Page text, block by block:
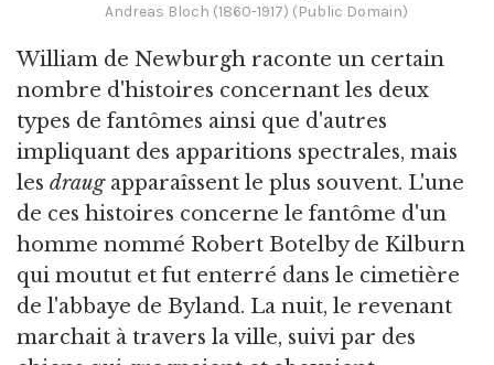
Andreas Bloch (1860-1917) (Public Domain)
William de Newburgh raconte un certain
nombre d'histoires concernant les deux
types de fantômes ainsi que d'autres
impliquant des apparitions spectrales, mais
les draugapparaîssent le plus souvent. L'une
de ces histoires concerne le fantôme d'un
homme nommé Robert Botelby de Kilburn
qui moutut et fut enterré dans le cimetière
de l'abbaye de Byland. La nuit, le revenant
marchait à travers la ville, suivi par des